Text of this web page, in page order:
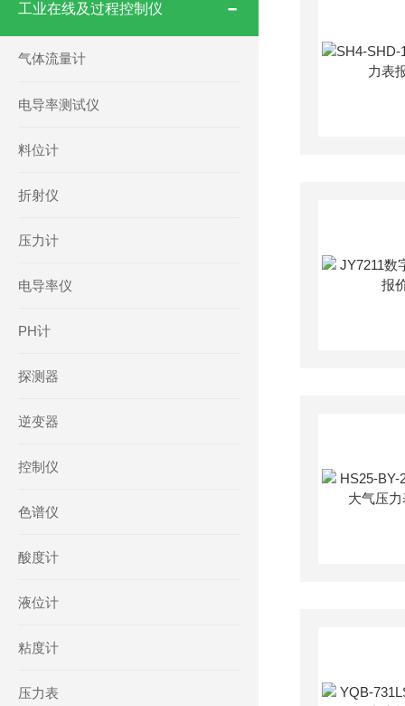
工业在线及过程控制仪
气体流量计
电导率测试仪
料位计
折射仪
压力计
电导率仪
PH计
探测器
逆变器
控制仪
色谱仪
酸度计
液位计
粘度计
压力表